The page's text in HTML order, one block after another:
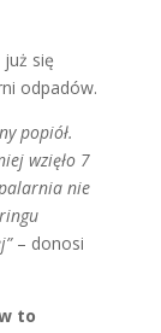
już się
odpadów.
popiół.
wzięło 7
nie
– donosi
to